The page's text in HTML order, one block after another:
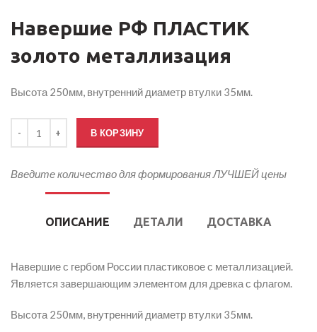
Навершие РФ ПЛАСТИК
золото металлизация
Высота 250мм, внутренний диаметр втулки 35мм.
В КОРЗИНУ
Введите количество для формирования ЛУЧШЕЙ цены
ОПИСАНИЕ ДЕТАЛИ ДОСТАВКА
Навершие с гербом России пластиковое с металлизацией.
Является завершающим элементом для древка с флагом.
Высота 250мм, внутренний диаметр втулки 35мм.